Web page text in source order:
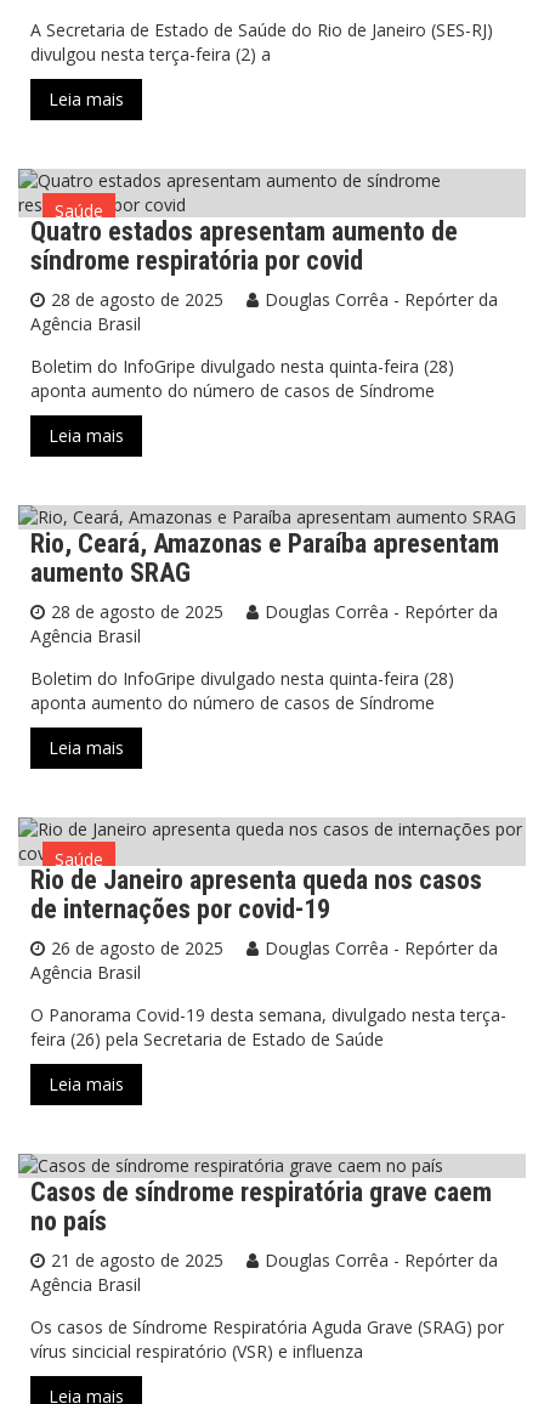
A Secretaria de Estado de Saúde do Rio de Janeiro (SES-RJ)
divulgou nesta terça-feira (2) a
Leia mais
Saúde
Quatro estados apresentam aumento de
síndrome respiratória por covid
28 de agosto de 2025
Douglas Corrêa - Repórter da
Agência Brasil
Boletim do InfoGripe divulgado nesta quinta-feira (28)
aponta aumento do número de casos de Síndrome
Leia mais
Saúde
Rio, Ceará, Amazonas e Paraíba apresentam
aumento SRAG
28 de agosto de 2025
Douglas Corrêa - Repórter da
Agência Brasil
Boletim do InfoGripe divulgado nesta quinta-feira (28)
aponta aumento do número de casos de Síndrome
Leia mais
Saúde
Rio de Janeiro apresenta queda nos casos
de internações por covid-19
26 de agosto de 2025
Douglas Corrêa - Repórter da
Agência Brasil
O Panorama Covid-19 desta semana, divulgado nesta terça-
feira (26) pela Secretaria de Estado de Saúde
Leia mais
Saúde
Casos de síndrome respiratória grave caem
no país
21 de agosto de 2025
Douglas Corrêa - Repórter da
Agência Brasil
Os casos de Síndrome Respiratória Aguda Grave (SRAG) por
vírus sincicial respiratório (VSR) e influenza
Leia mais